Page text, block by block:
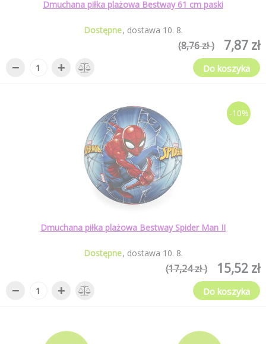
Dmuchana piłka plażowa Bestway 61 cm paski
Dostępne dostawa 10. 8.
7,87 zł
(8,76 zł )
− + Do koszyka
-10%
Dmuchana piłka plażowa Bestway Spider Man II
Dostępne dostawa 10. 8.
15,52 zł
(17,24 zł )
− + Do koszyka